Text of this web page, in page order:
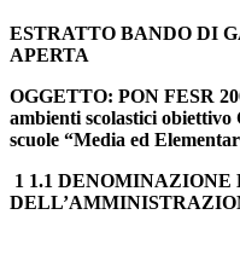
ESTRATTO BANDO DI
APERTA
OGGETTO: PON FESR
ambienti scolastici
scuole “Media ed
1 1.1